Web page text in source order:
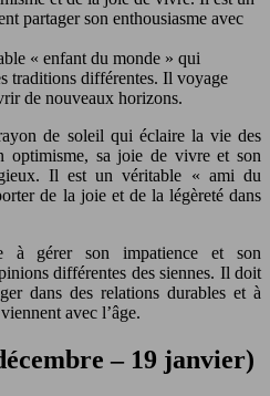
partager son enthousiasme avec
« enfant du monde » qui
traditions différentes. Il voyage
de nouveaux horizons.
de soleil qui éclaire la vie des
optimisme, sa joie de vivre et son
Il est un véritable « ami du
de la joie et de la légèreté dans
à gérer son impatience et son
différentes des siennes. Il doit
dans des relations durables et à
avec l’âge.
– 19 janvier)